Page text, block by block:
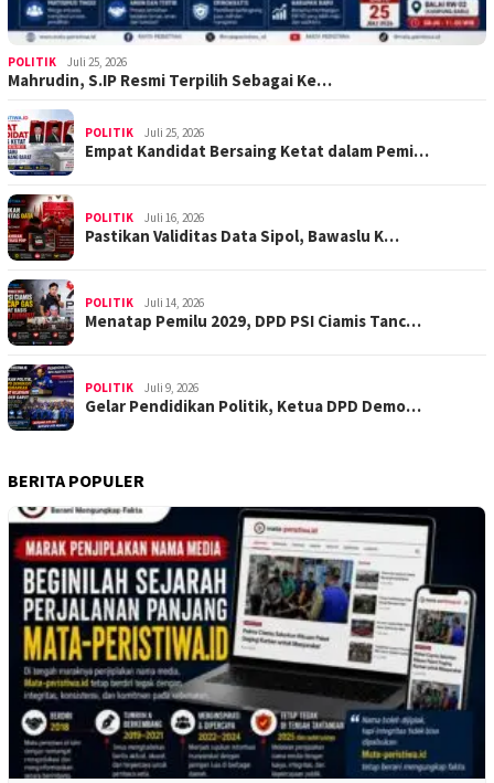
POLITIK Juli 25, 2026
Mahrudin, S.IP Resmi Terpilih Sebagai Ke…
POLITIK Juli 25, 2026
Empat Kandidat Bersaing Ketat dalam Pemi…
POLITIK Juli 16, 2026
Pastikan Validitas Data Sipol, Bawaslu K…
POLITIK Juli 14, 2026
Menatap Pemilu 2029, DPD PSI Ciamis Tanc…
POLITIK Juli 9, 2026
Gelar Pendidikan Politik, Ketua DPD Demo…
BERITA POPULER